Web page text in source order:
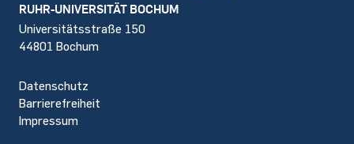
Footer
RUHR-UNIVERSITÄT BOCHUM
Universitätsstraße 150
44801 Bochum
Datenschutz
Barrierefreiheit
Impressum